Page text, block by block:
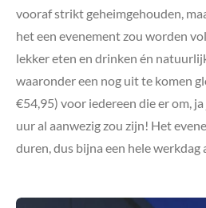
vooraf strikt geheimgehouden,
het een evenement zou worden
lekker eten en drinken én
waaronder een nog uit te komen
€54,95) voor iedereen die er om,
uur al aanwezig zou zijn! Het
duren, dus bijna een hele werkdag